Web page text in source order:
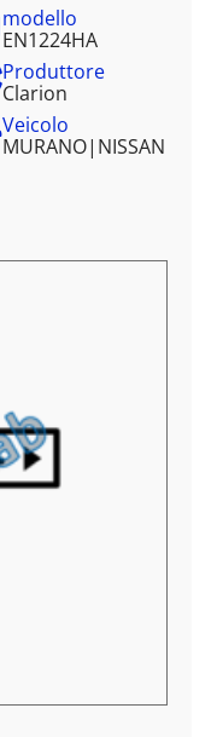
modello
EN1224HA
Produttore
Clarion
Veicolo
MURANO| NISSAN